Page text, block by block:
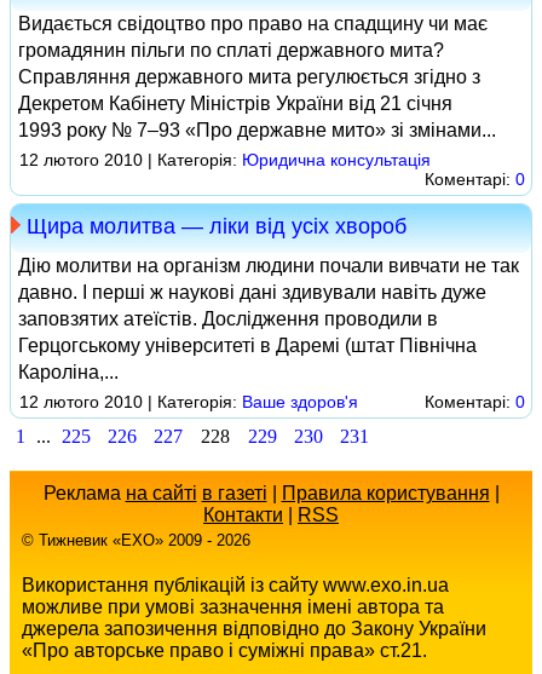
Видається свідоцтво про право на спадщину чи має
громадянин пільги по сплаті державного мита?
Справляння державного мита регулюється згідно з
Декретом Кабінету Міністрів України від 21 січня
1993 року № 7–93 «Про державне мито» зі змінами...
12 лютого 2010 | Категорія: Юридична консультація
Коментарі: 0
Щира молитва — ліки від усіх хвороб
Дію молитви на організм людини почали вивчати не так
давно. І перші ж наукові дані здивували навіть дуже
заповзятих атеїстів. Дослідження проводили в
Герцогському університеті в Даремі (штат Північна
Кароліна,...
12 лютого 2010 | Категорія: Ваше здоров'я Коментарі: 0
1 ... 225 226 227 228 229 230 231
Реклама на сайті в газеті Правила користування
Контакти
RSS
© Тижневик «EХO» 2009 - 2026
Використання публікацій із сайту www.exo.in.ua
можливе при умові зазначення імені автора та
джерела запозичення відповідно до Закону України
«Про авторське право і суміжні права» ст.21.